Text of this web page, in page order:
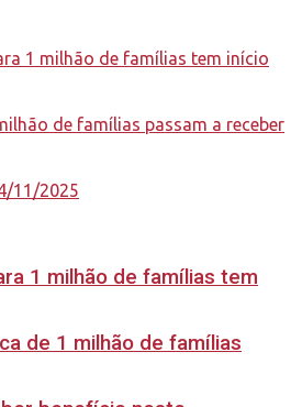
1 milhão de famílias tem
de 1 milhão de famílias